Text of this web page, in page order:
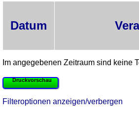
Datum
Im angegebenen Zeitraum sind keine
Druckvorschau
Filteroptionen anzeigen/verbergen